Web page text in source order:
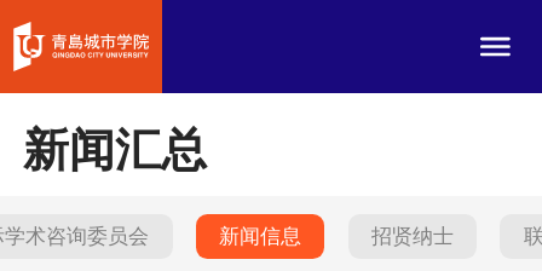
新闻汇总
学术咨询委员会 新闻信息 招贤纳士